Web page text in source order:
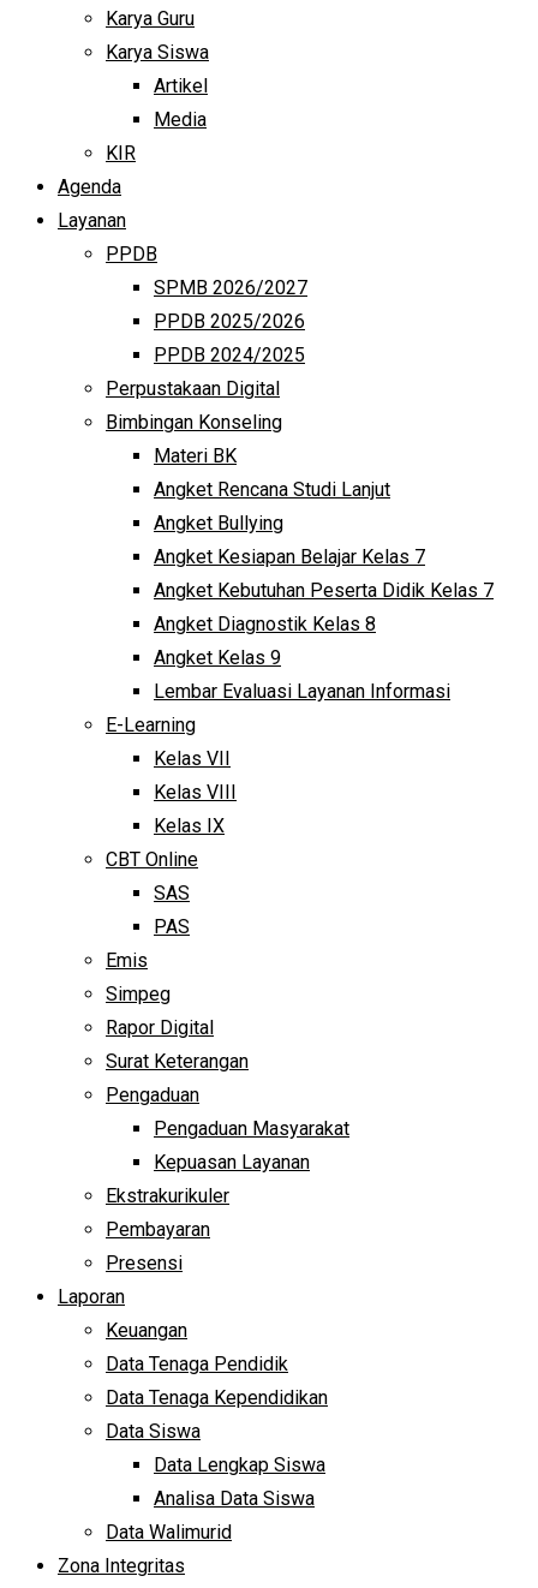
Karya Guru
Karya Siswa
Artikel
Media
KIR
Agenda
Layanan
PPDB
SPMB 2026/2027
PPDB 2025/2026
PPDB 2024/2025
Perpustakaan Digital
Bimbingan Konseling
Materi BK
Angket Rencana Studi Lanjut
Angket Bullying
Angket Kesiapan Belajar Kelas 7
Angket Kebutuhan Peserta Didik Kelas 7
Angket Diagnostik Kelas 8
Angket Kelas 9
Lembar Evaluasi Layanan Informasi
E-Learning
Kelas VII
Kelas VIII
Kelas IX
CBT Online
SAS
PAS
Emis
Simpeg
Rapor Digital
Surat Keterangan
Pengaduan
Pengaduan Masyarakat
Kepuasan Layanan
Ekstrakurikuler
Pembayaran
Presensi
Laporan
Keuangan
Data Tenaga Pendidik
Data Tenaga Kependidikan
Data Siswa
Data Lengkap Siswa
Analisa Data Siswa
Data Walimurid
Zona Integritas